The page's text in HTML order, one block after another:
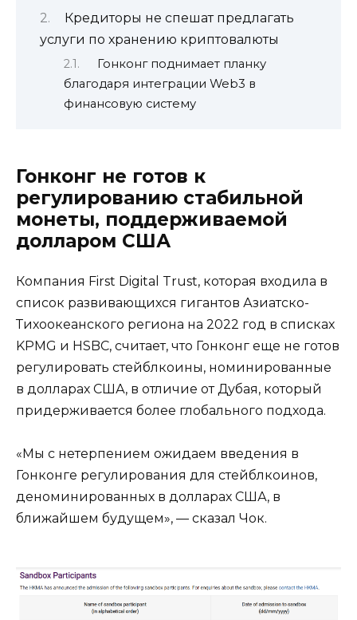
Кредиторы не спешат предлагать
услуги по хранению криптовалюты
Гонконг поднимает планку
благодаря интеграции Web3 в
финансовую систему
Гонконг не готов к
регулированию стабильной
монеты, поддерживаемой
долларом США
Компания First Digital Trust, которая входила в
список развивающихся гигантов Азиатско-
Тихоокеанского региона на 2022 год в списках
KPMG и HSBC, считает, что Гонконг еще не готов
регулировать стейблкоины, номинированные
в долларах США, в отличие от Дубая, который
придерживается более глобального подхода.
«Мы с нетерпением ожидаем введения в
Гонконге регулирования для стейблкоинов,
деноминированных в долларах США, в
ближайшем будущем», — сказал Чок.